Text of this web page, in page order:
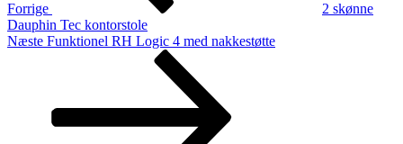
Forrige
2 skønne
Dauphin Tec kontorstole
Næste
Næste Funktionel RH Logic 4 med nakkestøtte